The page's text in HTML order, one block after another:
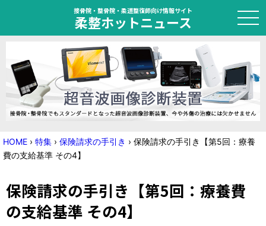
接骨院・整骨院・柔道整復師向け情報サイト
柔整ホットニュース
HOME
トピック
ニュース
国家試験対策
学会・セミナー情報
HOME › 特集 › 保険請求の手引き › 保険請求の手引き【第5回：療養
費の支給基準 その4】
保険請求の手引き【第5回：療養費
の支給基準 その4】